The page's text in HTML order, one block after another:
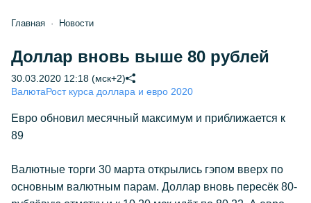
Главная Новости
Доллар вновь выше 80 рублей
30.03.2020 12:18 (мск+2)
ВалютаРост курса доллара и евро 2020
Евро обновил месячный максимум и приближается к
89
Валютные торги 30 марта открылись гэпом вверх по
основным валютным парам. Доллар вновь пересёк 80-